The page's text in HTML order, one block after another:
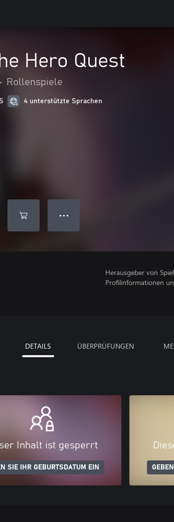
Hero Quest
• Rollenspiele
4 unterstützte Sprachen
● ● ●
Herausgeber von
Profilinformationen
DETAILS ÜBERPRÜFUNGEN
Inhalt ist gesperrt
SIE IHR GEBURTSDATUM EIN